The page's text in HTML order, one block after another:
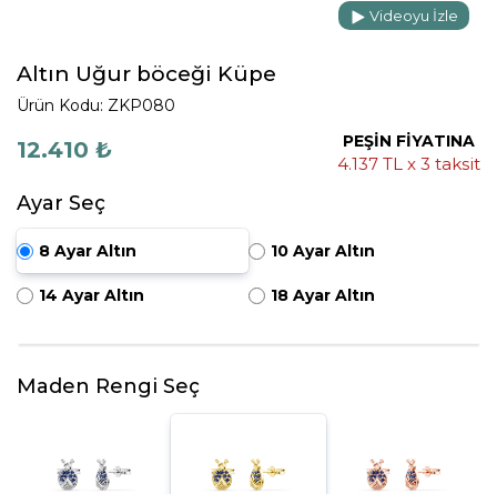
Videoyu İzle
Altın Uğur böceği Küpe
Ürün Kodu: ZKP080
12.410 ₺ PEŞİN FİYATINA
4.137 TL x 3 taksit
Ayar Seç
8 Ayar Altın 10 Ayar Altın
14 Ayar Altın 18 Ayar Altın
Maden Rengi Seç